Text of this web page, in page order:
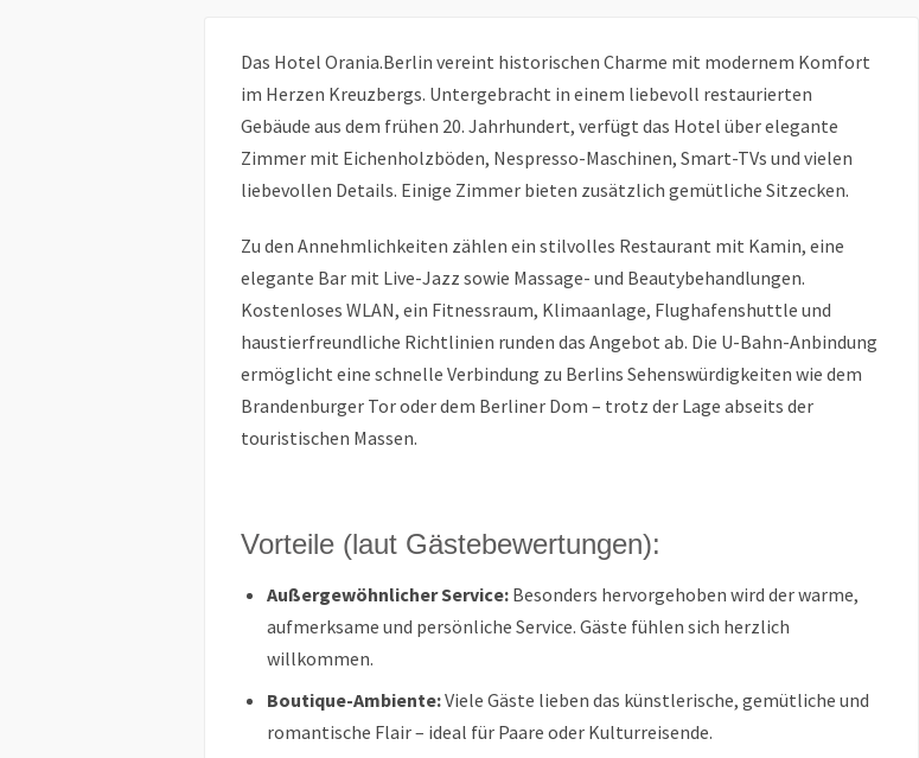
Das Hotel Orania.Berlin vereint historischen Charme mit modernem Komfort
im Herzen Kreuzbergs. Untergebracht in einem liebevoll restaurierten
Gebäude aus dem frühen 20. Jahrhundert, verfügt das Hotel über elegante
Zimmer mit Eichenholzböden, Nespresso-Maschinen, Smart-TVs und vielen
liebevollen Details. Einige Zimmer bieten zusätzlich gemütliche Sitzecken.
Zu den Annehmlichkeiten zählen ein stilvolles Restaurant mit Kamin, eine
elegante Bar mit Live-Jazz sowie Massage- und Beautybehandlungen.
Kostenloses WLAN, ein Fitnessraum, Klimaanlage, Flughafenshuttle und
haustierfreundliche Richtlinien runden das Angebot ab. Die U-Bahn-Anbindung
ermöglicht eine schnelle Verbindung zu Berlins Sehenswürdigkeiten wie dem
Brandenburger Tor oder dem Berliner Dom – trotz der Lage abseits der
touristischen Massen.
Vorteile (laut Gästebewertungen):
Außergewöhnlicher Service: Besonders hervorgehoben wird der warme,
aufmerksame und persönliche Service. Gäste fühlen sich herzlich
willkommen.
Boutique-Ambiente:Viele Gäste lieben das künstlerische, gemütliche und
romantische Flair – ideal für Paare oder Kulturreisende.